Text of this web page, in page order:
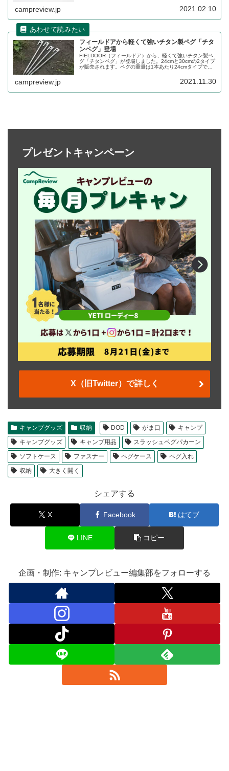
えて収納に困っている方も多いはず。ハードペグケースの
campreview.jp 2021.02.10
フィールドアから軽くて強いチタン製ペグ「チタ
ンペグ」登場
FIELDOOR（フィールドア）から、軽くて強いチタン製ペ
グ「チタンペグ」が登場しました。24cmと30cmの2タイプ
が販売されます。ペグの重量は1本あたり24cmタイプで
campreview.jp 2021.11.30
プレゼントキャンペーン
X（旧Twitter）で詳しく
キャンプグッズ 収納 DOD がま口
キャンプ
キャンプグッズ
キャンプ用品
スラッシュペグパカーン
ソフトケース
ファスナー ペグケース
ペグ入れ
収納
大きく開く
シェアする
X Facebook はてブ
LINE コピー
企画・制作: キャンプレビュー編集部をフォローする